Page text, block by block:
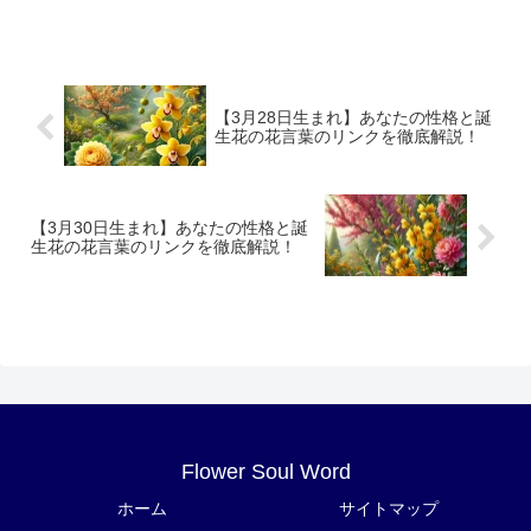
【3月28日生まれ】あなたの性格と誕
生花の花言葉のリンクを徹底解説！
【3月30日生まれ】あなたの性格と誕
生花の花言葉のリンクを徹底解説！
Flower Soul Word
ホーム サイトマップ